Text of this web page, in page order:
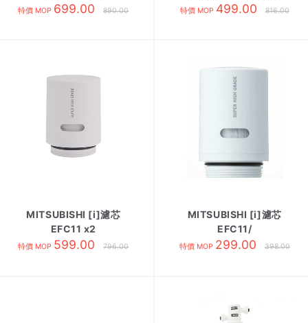
特價 MOP 699.00 890.00 特價 MOP 499.00 816.00
MITSUBISHI [i]濾芯
EFC11 x2
特價 MOP 599.00 796.00
MITSUBISHI [i]濾芯
EFC11/
特價 MOP 299.00 398.00